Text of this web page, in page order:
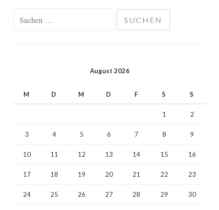
August 2026
M D M D F S S
1 2
3 4 5 6 7 8 9
10 11 12 13 14 15 16
17 18 19 20 21 22 23
24 25 26 27 28 29 30